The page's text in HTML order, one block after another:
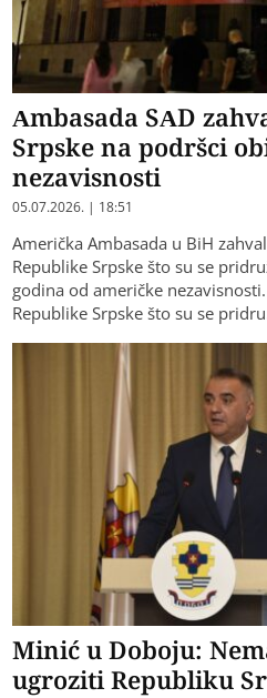
Ambasada SAD
Srpske na podršci
nezavisnosti
05.07.2026. | 18:51
Američka Ambasada u BiH
Republike Srpske što su se
godina od američke
Republike Srpske što su se
Minić u Doboju:
ugroziti Republiku